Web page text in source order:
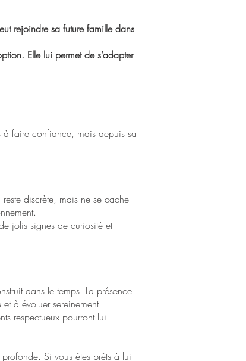
rejoindre sa future famille dans
Elle lui permet de s’adapter
à faire confiance, mais depuis sa
discrète, mais ne se cache
jolis signes de curiosité et
dans le temps. La présence
à évoluer sereinement.
respectueux pourront lui
Si vous êtes prêts à lui